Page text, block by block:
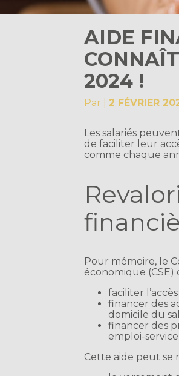
AIDE
2024 !
Par 2 FÉVRIER
Les salariés
de faciliter leur
comme chaque
Pour mémoire, le
économique (CSE)
faciliter
financer des
domicile du
financer des
emploi-service
Cette aide peut se